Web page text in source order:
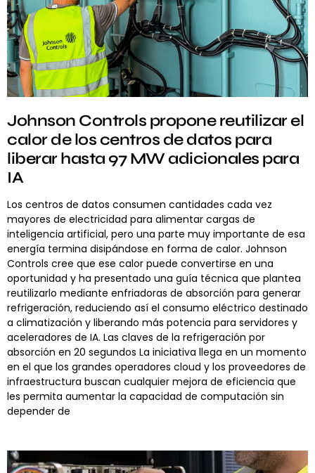
Johnson Controls propone reutilizar el
calor de los centros de datos para
liberar hasta 97 MW adicionales para
IA
Los centros de datos consumen cantidades cada vez
mayores de electricidad para alimentar cargas de
inteligencia artificial, pero una parte muy importante de esa
energía termina disipándose en forma de calor. Johnson
Controls cree que ese calor puede convertirse en una
oportunidad y ha presentado una guía técnica que plantea
reutilizarlo mediante enfriadoras de absorción para generar
refrigeración, reduciendo así el consumo eléctrico destinado
a climatización y liberando más potencia para servidores y
aceleradores de IA. Las claves de la refrigeración por
absorción en 20 segundos La iniciativa llega en un momento
en el que los grandes operadores cloud y los proveedores de
infraestructura buscan cualquier mejora de eficiencia que
les permita aumentar la capacidad de computación sin
depender de